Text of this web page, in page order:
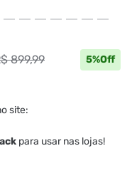
899,99 5%Off
site:
para usar nas lojas!